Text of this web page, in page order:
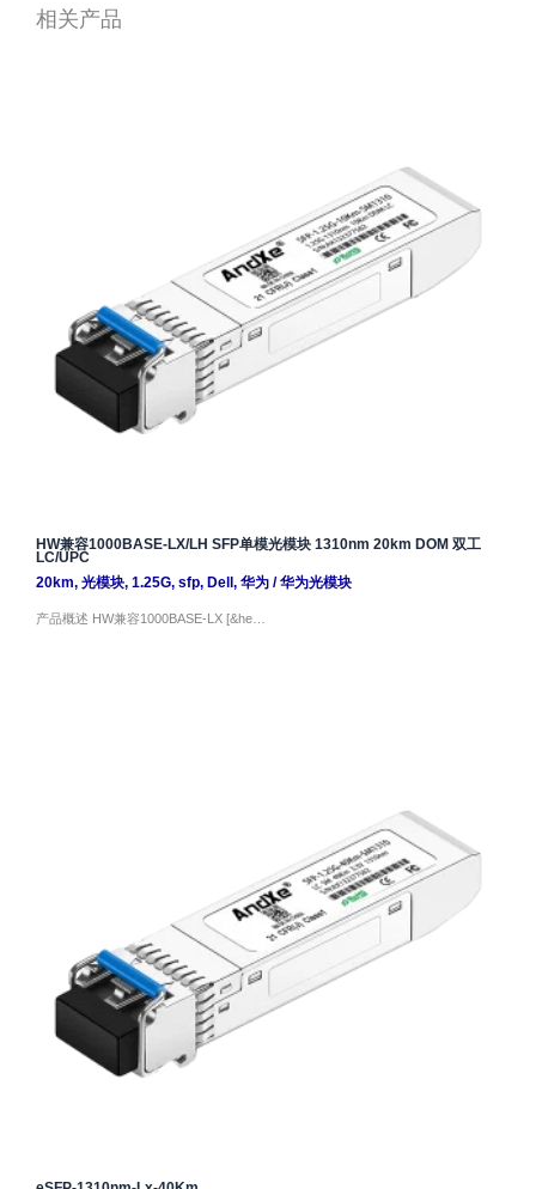
相关产品
HW兼容1000BASE-LX/LH SFP单模光模块 1310nm 20km DOM 双工
LC/UPC
20km, 光模块, 1.25G, sfp, Dell, 华为/华为光模块
产品概述 HW兼容1000BASE-LX [&he…